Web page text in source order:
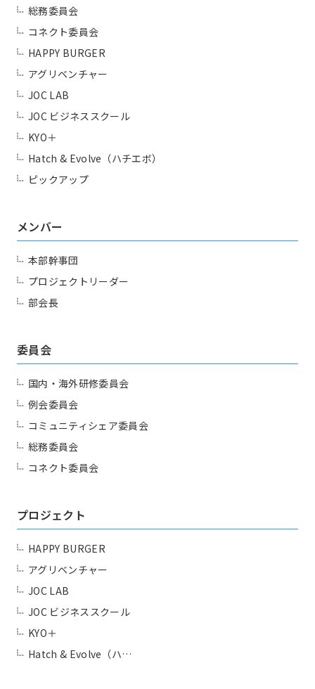
総務委員会
コネクト委員会
HAPPY BURGER
アグリベンチャー
JOC LAB
JOC ビジネススクール
KYO＋
Hatch & Evolve（ハチエボ）
ピックアップ
メンバー
本部幹事団
プロジェクトリーダー
部会長
委員会
国内・海外研修委員会
例会委員会
コミュニティシェア委員会
総務委員会
コネクト委員会
プロジェクト
HAPPY BURGER
アグリベンチャー
JOC LAB
JOC ビジネススクール
KYO＋
Hatch & Evolve（ハ…